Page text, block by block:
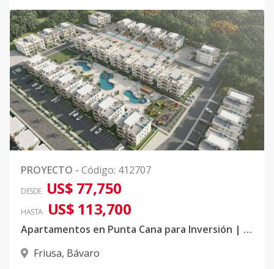
PROYECTO - Código: 412707
DESDE US$ 77,750
HASTA US$ 113,700
Apartamentos en Punta Cana para Inversión | Rentabilidad y Ubicación Estratégica
Friusa, Bávaro